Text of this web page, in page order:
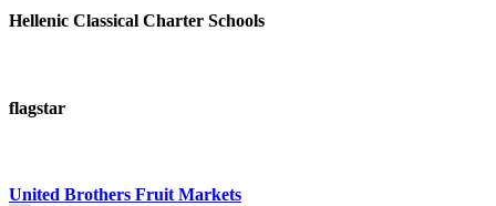
Hellenic Classical Charter Schools
flagstar
United Brothers Fruit Markets